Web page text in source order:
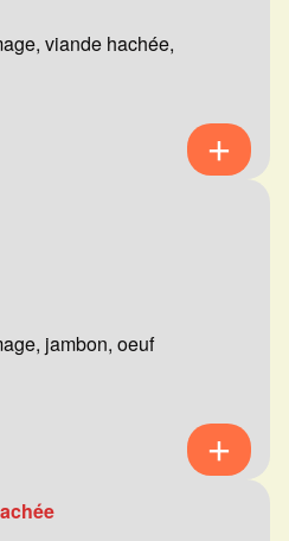
viande hachée,
jambon, oeuf